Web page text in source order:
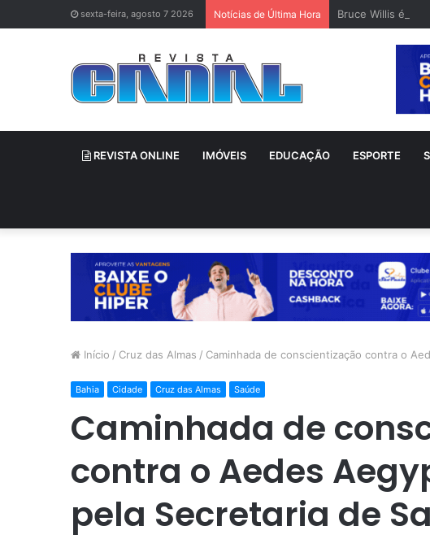
sexta-feira, agosto 7 2026 Notícias de Última Hora Bruce Willis é
REVISTA ONLINE IMÓVEIS EDUCAÇÃO ESPORTE
Início / Cruz das Almas / Caminhada de conscientização contra o
Bahia Cidade Cruz das Almas Saúde
Caminhada de
contra o Aedes
pela Secretaria de